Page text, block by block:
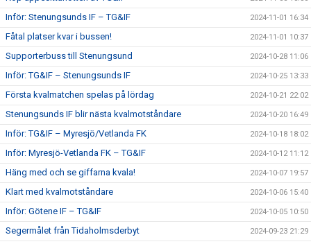
Inför: Stenungsunds IF – TG&IF 2024-11-01 16:34
Fåtal platser kvar i bussen! 2024-11-01 10:37
Supporterbuss till Stenungsund 2024-10-28 11:06
Inför: TG&IF – Stenungsunds IF 2024-10-25 13:33
Första kvalmatchen spelas på lördag 2024-10-21 22:02
Stenungsunds IF blir nästa kvalmotståndare 2024-10-20 16:49
Inför: TG&IF – Myresjö/Vetlanda FK 2024-10-18 18:02
Inför: Myresjö-Vetlanda FK – TG&IF 2024-10-12 11:12
Häng med och se giffarna kvala! 2024-10-07 19:57
Klart med kvalmotståndare 2024-10-06 15:40
Inför: Götene IF – TG&IF 2024-10-05 10:50
Segermålet från Tidaholmsderbyt 2024-09-23 21:29